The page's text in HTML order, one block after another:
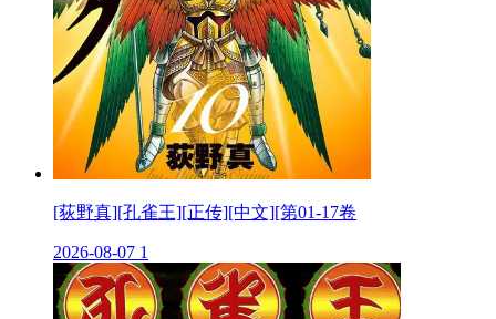
[荻野真][孔雀王][正传][中文][第01-17卷
2026-08-07 1